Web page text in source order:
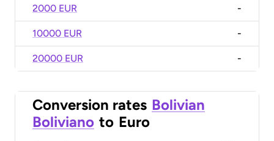
2000 EUR -
10000 EUR -
20000 EUR -
Conversion rates Bolivian
Boliviano to Euro